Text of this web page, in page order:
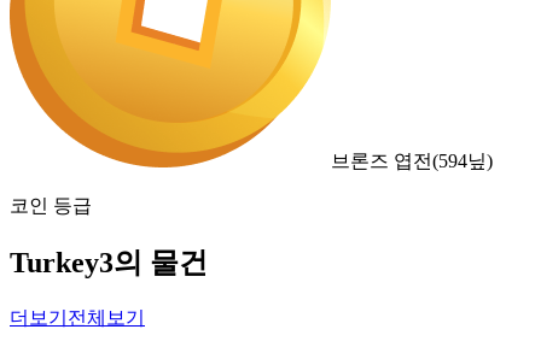
브론즈 엽전(594닢)
코인 등급
Turkey3의 물건
더보기 전체보기